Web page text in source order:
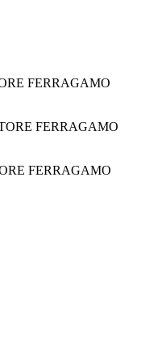
FERRAGAMO
FERRAGAMO
FERRAGAMO